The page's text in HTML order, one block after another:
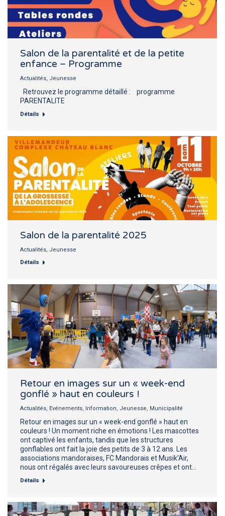
Salon de la parentalité et de la petite
enfance – Programme
Actualités, Jeunesse
Retrouvez le programme détaillé : programme
PARENTALITE
Détails
Salon de la parentalité 2025
Actualités, Jeunesse
Détails
Retour en images sur un « week-end
gonflé » haut en couleurs !
Actualités, Evénements, Information, Jeunesse, Municipalité
Retour en images sur un « week-end gonflé » haut en
couleurs ! Un moment riche en émotions ! Les mascottes
ont captivé les enfants, tandis que les structures
gonflables ont fait la joie des petits de 3 à 12 ans. Les
associations mandoraises, FC Mandorais et Musik’Air,
nous ont régalés avec leurs savoureuses crêpes et ont…
Détails